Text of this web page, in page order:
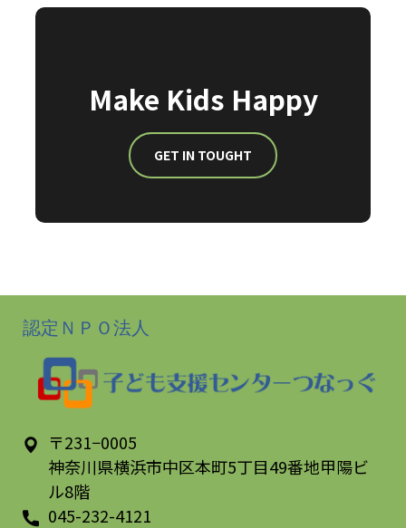
Make Kids Happy
GET IN TOUGHT
認定ＮＰＯ法人
〒231−0005
神奈川県横浜市中区本町5丁目49番地甲陽ビ
ル8階
045-232-4121